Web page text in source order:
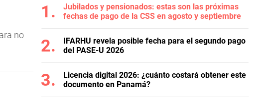
no
Jubilados y pensionados: estas son las próximas
fechas de pago de la CSS en agosto y septiembre
IFARHU revela posible fecha para el segundo pago
del PASE-U 2026
Licencia digital 2026: ¿cuánto costará obtener este
documento en Panamá?